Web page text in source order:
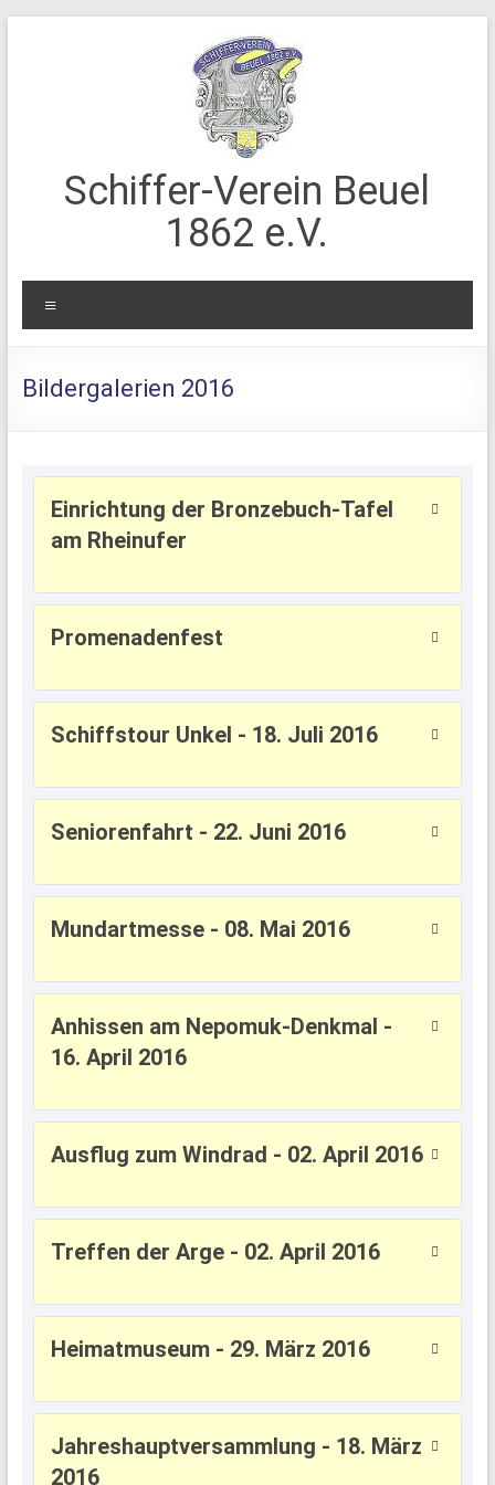
Schiffer-Verein Beuel
1862 e.V.
Bildergalerien 2016
Einrichtung der Bronzebuch-Tafel
am Rheinufer
Promenadenfest
Schiffstour Unkel - 18. Juli 2016
Seniorenfahrt - 22. Juni 2016
Mundartmesse - 08. Mai 2016
Anhissen am Nepomuk-Denkmal -
16. April 2016
Ausflug zum Windrad - 02. April 2016
Treffen der Arge - 02. April 2016
Heimatmuseum - 29. März 2016
Jahreshauptversammlung - 18. März
2016